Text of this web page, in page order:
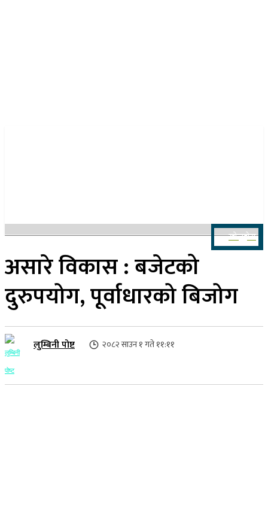
खोज्नुहोस
असारे विकास : बजेटको
दुरुपयोग, पूर्वाधारको बिजोग
लुम्बिनी पोष्ट २०८२ साउन १ गते ११:११